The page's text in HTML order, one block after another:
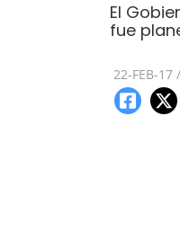
El
fue
22-FEB-17 /